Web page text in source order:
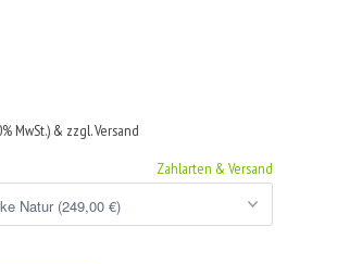
MwSt.) & zzgl. Versand
Zahlarten & Versand